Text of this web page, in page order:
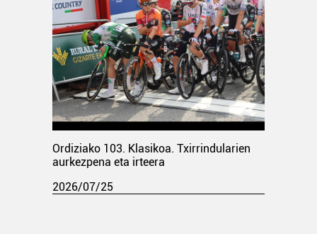
Ordiziako 103. Klasikoa. Txirrindularien
aurkezpena eta irteera
2026/07/25